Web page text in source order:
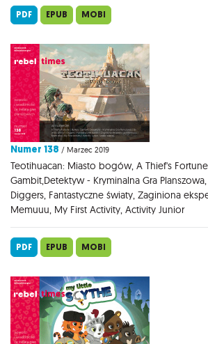
PDF EPUB MOBI
Numer 138 / Marzec 2019
Teotihuacan: Miasto bogów, A Thief's
Gambit,Detektyw - Kryminalna Gra
Diggers, Fantastyczne światy, Zaginiona
Memuuu, My First Activity, Activity Junior
PDF EPUB MOBI